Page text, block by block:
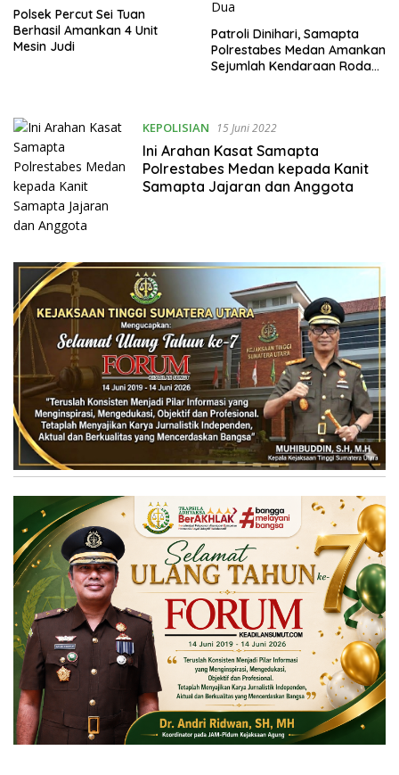
Polsek Percut Sei Tuan
Berhasil Amankan 4 Unit
Mesin Judi
Patroli Dinihari, Samapta
Polrestabes Medan Amankan
Sejumlah Kendaraan Roda
KEPOLISIAN 15 Juni 2022
Ini Arahan Kasat Samapta
Polrestabes Medan kepada Kanit
Samapta Jajaran dan Anggota